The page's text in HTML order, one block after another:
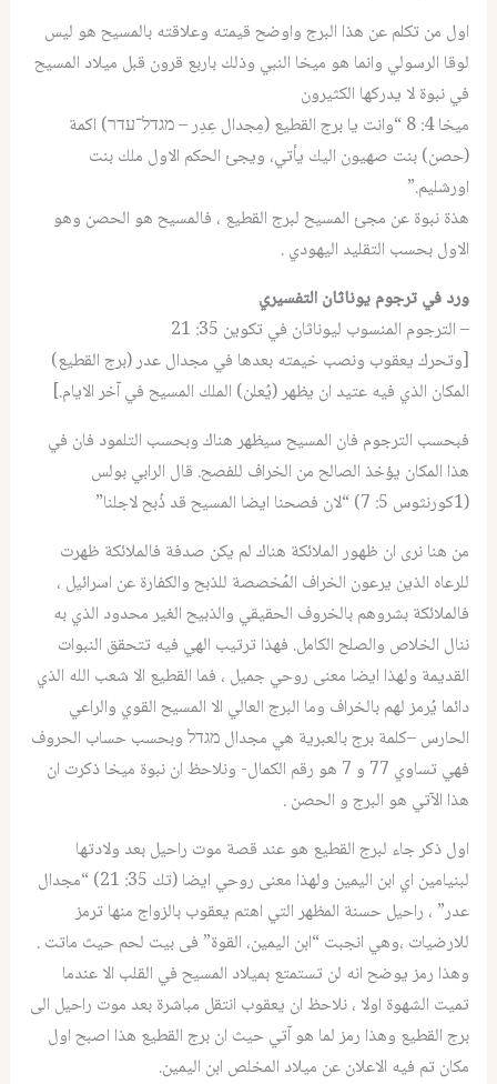
اول من تكلم عن هذا البرج واوضح قيمته وعلاقته بالمسيح هو ليس
لوقا الرسولي وانما هو ميخا النبي وذلك باربع قرون قبل ميلاد المسيح
في نبوة لا يدركها الكثيرون
ميخا 4: 8 “وانت يا برج القطيع (مِجدال عِدِر – מגדל־עדר) اكمة
(حصن) بنت صهيون اليك يأتي، ويجئ الحكم الاول ملك بنت
اورشليم.”
هذة نبوة عن مجئ المسيح لبرج القطيع ، فالمسيح هو الحصن وهو
الاول بحسب التقليد اليهودي .
ورد في ترجوم يوناثان التفسيري
– الترجوم المنسوب ليوناثان في تكوين 35: 21
[وتحرك يعقوب ونصب خيمته بعدها في مجدال عدر (برج القطيع)
المكان الذي فيه عتيد ان يظهر (يُعلن) الملك المسيح في آخر الايام.]
فبحسب الترجوم فان المسيح سيظهر هناك وبحسب التلمود فان في
هذا المكان يؤخذ الصالح من الخراف للفصح. قال الرابي بولس
(1كورنثوس 5: 7) “لان فصحنا ايضا المسيح قد ذُبح لاجلنا”
من هنا نرى ان ظهور الملائكة هناك لم يكن صدفة فالملائكة ظهرت
للرعاه الذين يرعون الخراف المُخصصة للذبح والكفارة عن اسرائيل ،
فالملائكة بشروهم بالخروف الحقيقي والذبيح الغير محدود الذي به
ننال الخلاص والصلح الكامل. فهذا ترتيب الهي فيه تتحقق النبوات
القديمة ولهذا ايضا معنى روحي جميل ، فما القطيع الا شعب الله الذي
دائما يُرمز لهم بالخراف وما البرج العالي الا المسيح القوي والراعي
الحارس –كلمة برج بالعبرية هي مجدال מגדל وبحسب حساب الحروف
فهي تساوي 77 و 7 هو رقم الكمال- ونلاحظ ان نبوة ميخا ذكرت ان
هذا الآتي هو البرج و الحصن .
اول ذكر جاء لبرج القطيع هو عند قصة موت راحيل بعد ولادتها
لبنيامين اي ابن اليمين ولهذا معنى روحي ايضا (تك 35: 21) “مجدال
عدر” ، راحيل حسنة المظهر التي اهتم يعقوب بالزواج منها ترمز
للارضيات ،وهي انجبت “ابن اليمين، القوة” فى بيت لحم حيث ماتت .
وهذا رمز يوضح انه لن تستمتع بميلاد المسيح في القلب الا عندما
تميت الشهوة اولا ، نلاحظ ان يعقوب انتقل مباشرة بعد موت راحيل الى
برج القطيع وهذا رمز لما هو آتي حيث ان برج القطيع هذا اصبح اول
مكان تم فيه الاعلان عن ميلاد المخلص ابن اليمين.